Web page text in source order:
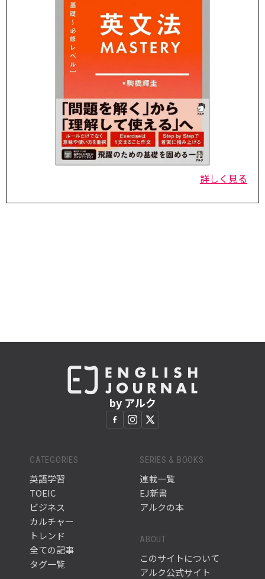
詳しく見る
by アルク
CATEGORIES
英語学習
TOEIC
ビジネス
カルチャー
トレンド
全ての記事
タグ一覧
SERIES & BOOKS
連載一覧
EJ新書
アルクの本
ABOUT
このサイトについて
アルク公式サイト